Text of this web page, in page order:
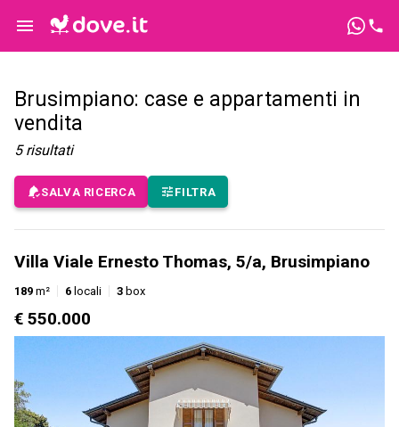
Brusimpiano: case e appartamenti in
vendita
5 risultati
SALVA RICERCA FILTRA
Villa Viale Ernesto Thomas, 5/a, Brusimpiano
189 m² 6 locali 3 box
€ 550.000